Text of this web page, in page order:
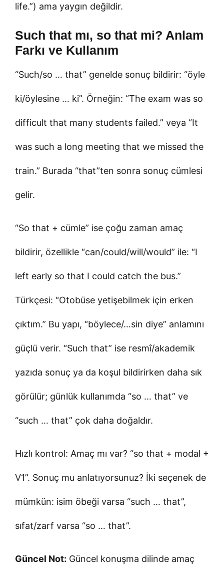
life.”) ama yaygın değildir.
Such that mı, so that mi? Anlam
Farkı ve Kullanım
“Such/so … that” genelde sonuç bildirir: “öyle
ki/öylesine … ki”. Örneğin: “The exam was so
difficult that many students failed.” veya “It
was such a long meeting that we missed the
train.” Burada “that”ten sonra sonuç cümlesi
gelir.
“So that + cümle” ise çoğu zaman amaç
bildirir, özellikle “can/could/will/would” ile: “I
left early so that I could catch the bus.”
Türkçesi: “Otobüse yetişebilmek için erken
çıktım.” Bu yapı, “böylece/…sin diye” anlamını
güçlü verir. “Such that” ise resmî/akademik
yazıda sonuç ya da koşul bildirirken daha sık
görülür; günlük kullanımda “so … that” ve
“such … that” çok daha doğaldır.
Hızlı kontrol: Amaç mı var? “so that + modal +
V1”. Sonuç mu anlatıyorsunuz? İki seçenek de
mümkün: isim öbeği varsa “such … that”,
sıfat/zarf varsa “so … that”.
Güncel Not: Güncel konuşma dilinde amaç